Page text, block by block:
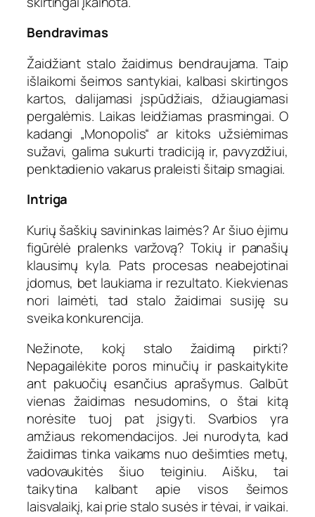
Bendravimas
Žaidžiant stalo žaidimus bendraujama. Taip
išlaikomi šeimos santykiai, kalbasi skirtingos
kartos, dalijamasi įspūdžiais, džiaugiamasi
pergalėmis. Laikas leidžiamas prasmingai. O
kadangi „Monopolis“ ar kitoks užsiėmimas
sužavi, galima sukurti tradiciją ir, pavyzdžiui,
penktadienio vakarus praleisti šitaip smagiai.
Intriga
Kurių šaškių savininkas laimės? Ar šiuo ėjimu
figūrėlė pralenks varžovą? Tokių ir panašių
klausimų kyla. Pats procesas neabejotinai
įdomus, bet laukiama ir rezultato. Kiekvienas
nori laimėti, tad stalo žaidimai susiję su
sveika konkurencija.
Nežinote, kokį stalo žaidimą pirkti?
Nepagailėkite poros minučių ir paskaitykite
ant pakuočių esančius aprašymus. Galbūt
vienas žaidimas nesudomins, o štai kitą
norėsite tuoj pat įsigyti. Svarbios yra
amžiaus rekomendacijos. Jei nurodyta, kad
žaidimas tinka vaikams nuo dešimties metų,
vadovaukitės šiuo teiginiu. Aišku, tai
taikytina kalbant apie visos šeimos
laisvalaikį, kai prie stalo susės ir tėvai, ir vaikai.